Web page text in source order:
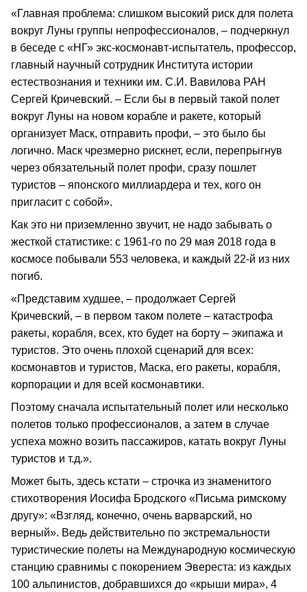
«Главная проблема: слишком высокий риск для полета
вокруг Луны группы непрофессионалов, – подчеркнул
в беседе с «НГ» экс-космонавт-испытатель, профессор,
главный научный сотрудник Института истории
естествознания и техники им. С.И. Вавилова РАН
Сергей Кричевский. – Если бы в первый такой полет
вокруг Луны на новом корабле и ракете, который
организует Маск, отправить профи, – это было бы
логично. Маск чрезмерно рискнет, если, перепрыгнув
через обязательный полет профи, сразу пошлет
туристов – японского миллиардера и тех, кого он
пригласит с собой».
Как это ни приземленно звучит, не надо забывать о
жесткой статистике: с 1961-го по 29 мая 2018 года в
космосе побывали 553 человека, и каждый 22-й из них
погиб.
«Представим худшее, – продолжает Сергей
Кричевский, – в первом таком полете – катастрофа
ракеты, корабля, всех, кто будет на борту – экипажа и
туристов. Это очень плохой сценарий для всех:
космонавтов и туристов, Маска, его ракеты, корабля,
корпорации и для всей космонавтики.
Поэтому сначала испытательный полет или несколько
полетов только профессионалов, а затем в случае
успеха можно возить пассажиров, катать вокруг Луны
туристов и т.д.».
Может быть, здесь кстати – строчка из знаменитого
стихотворения Иосифа Бродского «Письма римскому
другу»: «Взгляд, конечно, очень варварский, но
верный». Ведь действительно по экстремальности
туристические полеты на Международную космическую
станцию сравнимы с покорением Эвереста: из каждых
100 альпинистов, добравшихся до «крыши мира», 4